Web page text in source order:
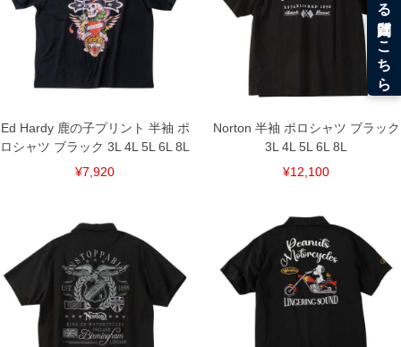
返品交換希望の方は、商品到着後1週間以内にご連絡ください。
下着(肌着)やワイシャツは商品の性質上、返品交換不可とさせて頂いております。予め
ご了承くださいませ。
※【ボトムの裾上げをご希望の場合】
裾上げ料金は500円+税となります。
備考欄に股下●cmとご記入下さい。（裾上げ無料対象商品は1本につき税込6,000円以
尚、裾上げした商品は返品・交換不可となりますので、予めご了承下さい。
一部、お直しに対応出来ない商品がございます。(例：裾にファスナーや調節ひもが付
※当店での掲載商品は、実店鋪と在庫を共用しておりますので店頭での売り違い、店
舗からのお取り寄せ等により、お客様にご迷惑をお掛けしてしまう場合がございま
す。そのようなことがない様最大限に努めておりますが、もしあった場合速やかにご
連絡させて頂きますので予めご了承ください。
DETAIL
Ed Hardy 鹿の子プリント 半袖 ポ
ロシャツ ブラック 3L 4L 5L 6L 8L
¥7,920
Norton 半袖 ポロシャツ ブラック
3L 4L 5L 6L 8L
¥12,100